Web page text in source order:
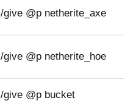
/give @p netherite_axe
/give @p netherite_hoe
/give @p bucket